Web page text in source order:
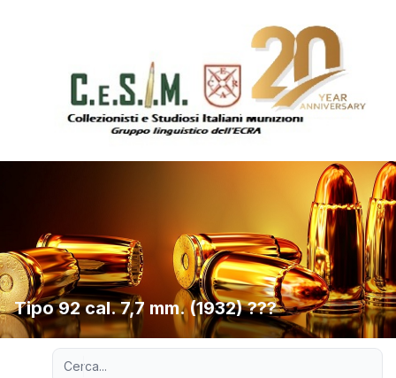
Tipo 92 cal. 7,7 mm. (1932) ???